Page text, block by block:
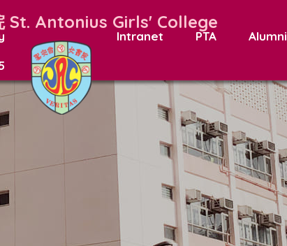
St. Antonius Girls' College
Intranet PTA Alumni